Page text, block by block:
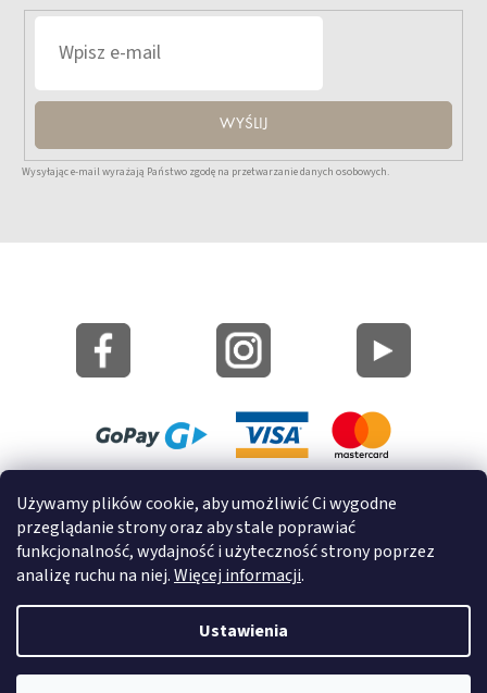
Używamy plików cookie, aby umożliwić Ci wygodne
przeglądanie strony oraz aby stale poprawiać
funkcjonalność, wydajność i użyteczność strony poprzez
analizę ruchu na niej.Więcej informacji.
Ustawienia
WYŚLIJ
Wysyłając e-mail wyrażają Państwo zgodę na przetwarzanie danych osobowych.
Informacje o cookies
© 2022 GRUND a.s.
Opracował Shoptet